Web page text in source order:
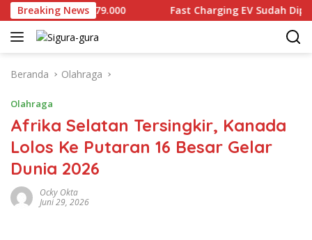
Langsung
ke
konten
Breaking News
Dijual Rp2.679.000 Fast Charging EV Sudah
Beranda Olahraga
Olahraga
Afrika Selatan Tersingkir, Kanada
Lolos Ke Putaran 16 Besar Gelar
Dunia 2026
Ocky Okta
Juni 29, 2026